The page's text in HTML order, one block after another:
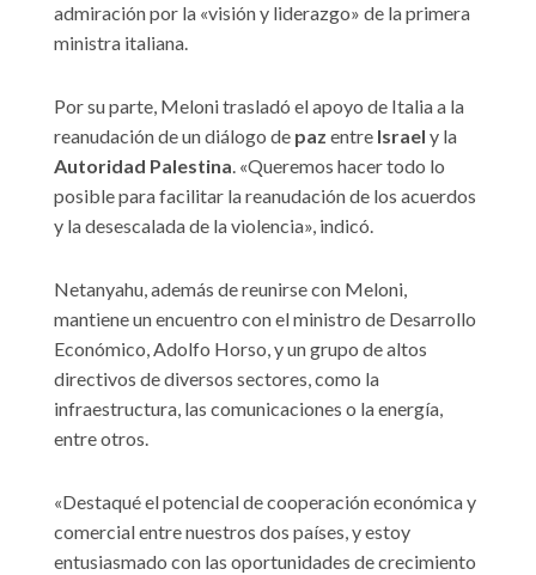
admiración por la «visión y liderazgo» de la primera
ministra italiana.
Por su parte, Meloni trasladó el apoyo de Italia a la
reanudación de un diálogo de paz entre Israel y la
Autoridad Palestina. «Queremos hacer todo lo
posible para facilitar la reanudación de los acuerdos
y la desescalada de la violencia», indicó.
Netanyahu, además de reunirse con Meloni,
mantiene un encuentro con el ministro de Desarrollo
Económico, Adolfo Horso, y un grupo de altos
directivos de diversos sectores, como la
infraestructura, las comunicaciones o la energía,
entre otros.
«Destaqué el potencial de cooperación económica y
comercial entre nuestros dos países, y estoy
entusiasmado con las oportunidades de crecimiento